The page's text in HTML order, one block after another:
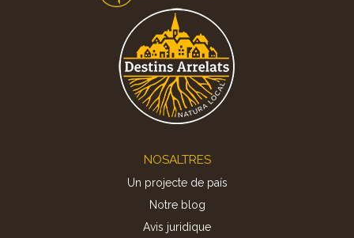
NOSALTRES
Un projecte de país
Notre blog
Avis juridique